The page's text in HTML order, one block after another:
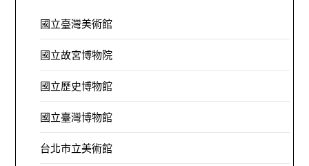
國立臺灣美術館
國立故宮博物院
國立歷史博物館
國立臺灣博物館
台北市立美術館